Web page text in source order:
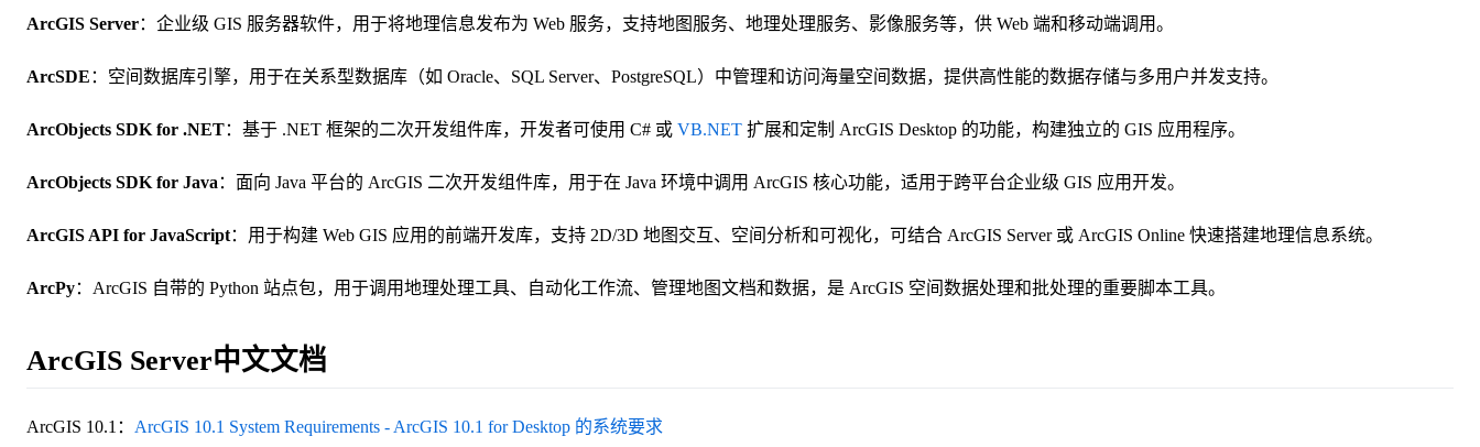
ArcGIS Server：企业级 GIS 服务器软件，用于将地理信息发布为 Web 服务，支持地图服务、地理处理服务、影像服务等，供 Web 端和移动端调用。
ArcSDE ：空间数据库引擎，用于在关系型数据库（如 Oracle、SQL Server、PostgreSQL）中管理和访问海量空间数据，提供高性能的数据存储与多用户并发支持。
ArcObjects SDK for .NET：基于 .NET 框架的二次开发组件库，开发者可使用 C# 或 VB.NET 扩展和定制 ArcGIS Desktop 的功能，构建独立的 GIS 应用程序。
ArcObjects SDK for Java ：面向 Java 平台的 ArcGIS 二次开发组件库，用于在 Java 环境中调用 ArcGIS 核心功能，适用于跨平台企业级 GIS 应用开发。
ArcGIS API for JavaScript：用于构建 Web GIS 应用的前端开发库，支持 2D/3D 地图交互、空间分析和可视化，可结合 ArcGIS Server 或 ArcGIS Online 快速搭建地理信息系统。
ArcPy：ArcGIS 自带的 Python 站点包，用于调用地理处理工具、自动化工作流、管理地图文档和数据，是 ArcGIS 空间数据处理和批处理的重要脚本工具。
ArcGIS Server中文文档
ArcGIS 10.1： ArcGIS 10.1 System Requirements - ArcGIS 10.1 for Desktop 的系统要求